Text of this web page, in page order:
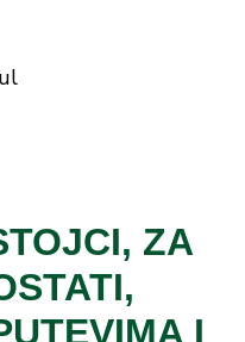
18 mg
150
ZA
I